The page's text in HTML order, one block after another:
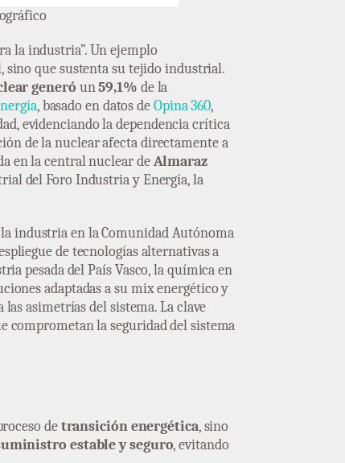
la industria”. Un ejemplo
sino que sustenta su tejido industrial.
generó un59,1% de la
, basado en datos deOpina 360,
evidenciando la dependencia crítica
de la nuclear afecta directamente a
en la central nuclear deAlmaraz
del Foro Industria y Energía, la
industria en la Comunidad Autónoma
de tecnologías alternativas a
pesada del País Vasco, la química en
adaptadas a su mix energético y
asimetrías del sistema. La clave
comprometan la seguridad del sistema
detransición energética, sino
estable y seguro, evitando